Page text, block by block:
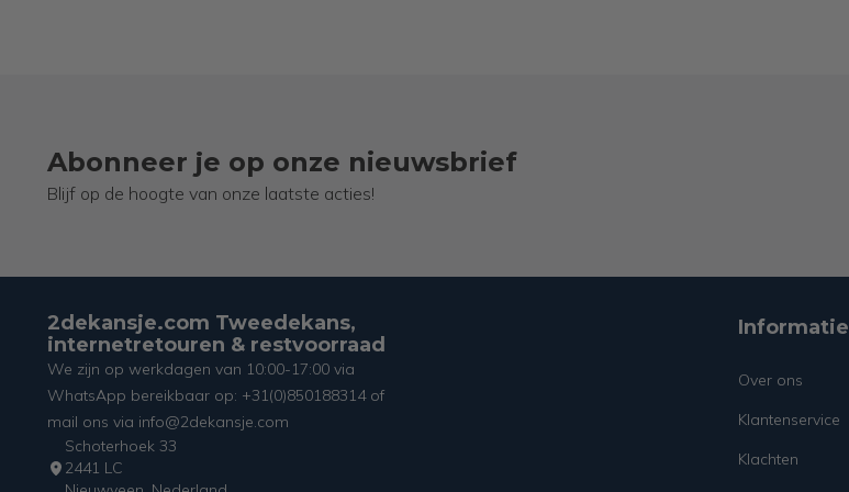
Abonneer je op onze nieuwsbrief
Blijf op de hoogte van onze laatste acties!
2dekansje.com Tweedekans,
internetretouren & restvoorraad
We zijn op werkdagen van 10:00-17:00 via
WhatsApp bereikbaar op: +31(0)850188314 of
mail ons via info@2dekansje.com
Schoterhoek 33
2441 LC
Informatie
Over ons
Klantenservice
Klachten